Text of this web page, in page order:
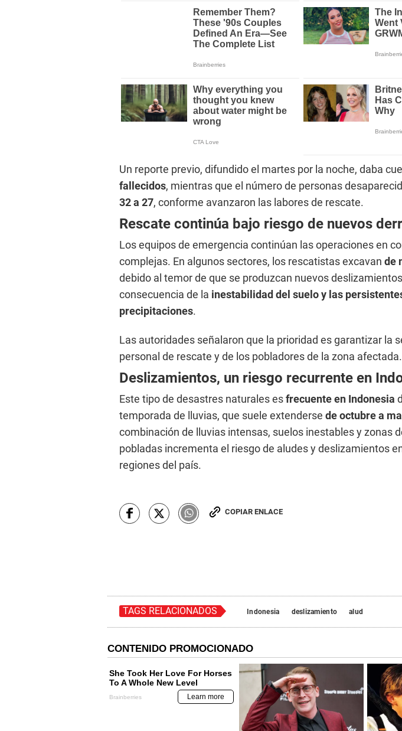
Un reporte previo, difundido el martes por la noche, daba
fallecidos, mientras que el número de personas
32 a 27, conforme avanzaron las labores de rescate.
Rescate continúa bajo riesgo de nuevos
Los equipos de emergencia continúan las operaciones en
complejas. En algunos sectores, los rescatistas excavan de
debido al temor de que se produzcan nuevos
consecuencia de la inestabilidad del suelo y las
precipitaciones.
Las autoridades señalaron que la prioridad es garantizar la
personal de rescate y de los pobladores de la zona afectada.
Deslizamientos, un riesgo recurrente en
Este tipo de desastres naturales esfrecuente en Indonesia
temporada de lluvias, que suele extenderse de octubre a
combinación de lluvias intensas, suelos inestables y zonas
pobladas incrementa el riesgo de aludes y deslizamientos
regiones del país.
COPIAR ENLACE
TAGS RELACIONADOS Indonesia deslizamiento alud